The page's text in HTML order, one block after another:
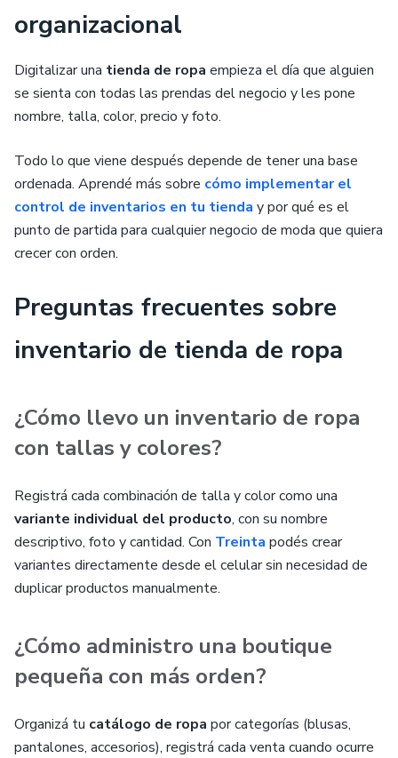
organizacional
Digitalizar una tienda de ropa empieza el día que alguien
se sienta con todas las prendas del negocio y les pone
nombre, talla, color, precio y foto.
Todo lo que viene después depende de tener una base
ordenada. Aprendé más sobre cómo implementar el
control de inventarios en tu tienda y por qué es el
punto de partida para cualquier negocio de moda que quiera
crecer con orden.
Preguntas frecuentes sobre
inventario de tienda de ropa
¿Cómo llevo un inventario de ropa
con tallas y colores?
Registrá cada combinación de talla y color como una
variante individual del producto, con su nombre
descriptivo, foto y cantidad. Con Treinta podés crear
variantes directamente desde el celular sin necesidad de
duplicar productos manualmente.
¿Cómo administro una boutique
pequeña con más orden?
Organizá tu catálogo de ropa por categorías (blusas,
pantalones, accesorios), registrá cada venta cuando ocurre